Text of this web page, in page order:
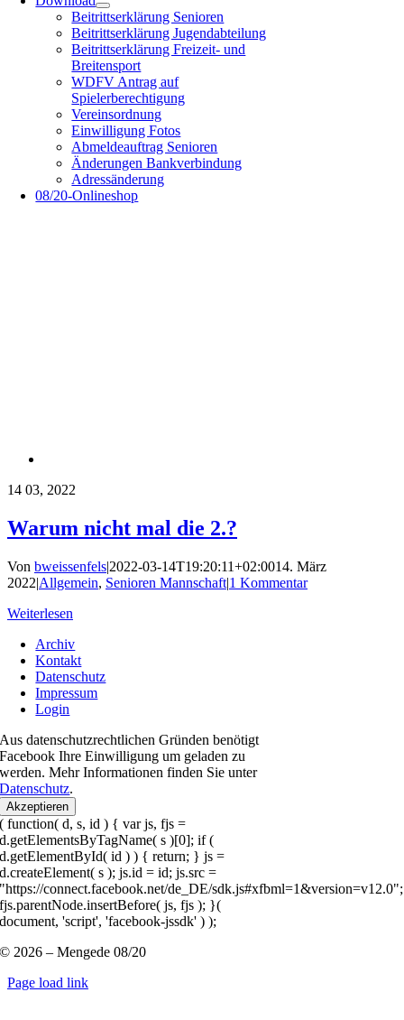
Beitrittserklärung Senioren
Beitrittserklärung Jugendabteilung
Beitrittserklärung Freizeit- und
Breitensport
WDFV Antrag auf
Spielerberechtigung
Vereinsordnung
Einwilligung Fotos
Abmeldeauftrag Senioren
Änderungen Bankverbindung
Adressänderung
08/20-Onlineshop
14 03, 2022
Warum nicht mal die 2.?
Von bweissenfels|2022-03-14T19:20:11+02:0014. März
2022|Allgemein, Senioren Mannschaft|1 Kommentar
Weiterlesen
Archiv
Kontakt
Datenschutz
Impressum
Login
Aus datenschutzrechtlichen Gründen benötigt
Facebook Ihre Einwilligung um geladen zu
werden. Mehr Informationen finden Sie unter
Datenschutz.
Akzeptieren
( function( d, s, id ) { var js, fjs =
d.getElementsByTagName( s )[0]; if (
d.getElementById( id ) ) { return; } js =
d.createElement( s ); js.id = id; js.src =
"https://connect.facebook.net/de_DE/sdk.js#xfbml=1&version=v12.0";
fjs.parentNode.insertBefore( js, fjs ); }(
document, 'script', 'facebook-jssdk' ) );
© 2026 – Mengede 08/20
Page load link